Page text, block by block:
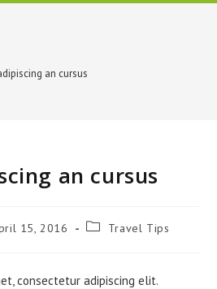
an cursus
an cursus
15, 2016 Travel Tips
consectetur adipiscing elit.